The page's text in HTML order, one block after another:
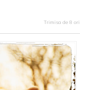
Trimisa de 8 ori